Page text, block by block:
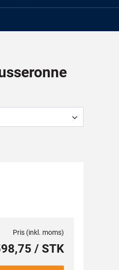
Pris (inkl. moms)
/ STK